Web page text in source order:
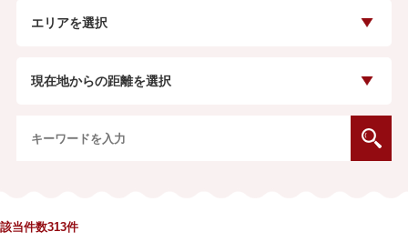
エリアを選択
現在地からの距離を選択
該当件数313件